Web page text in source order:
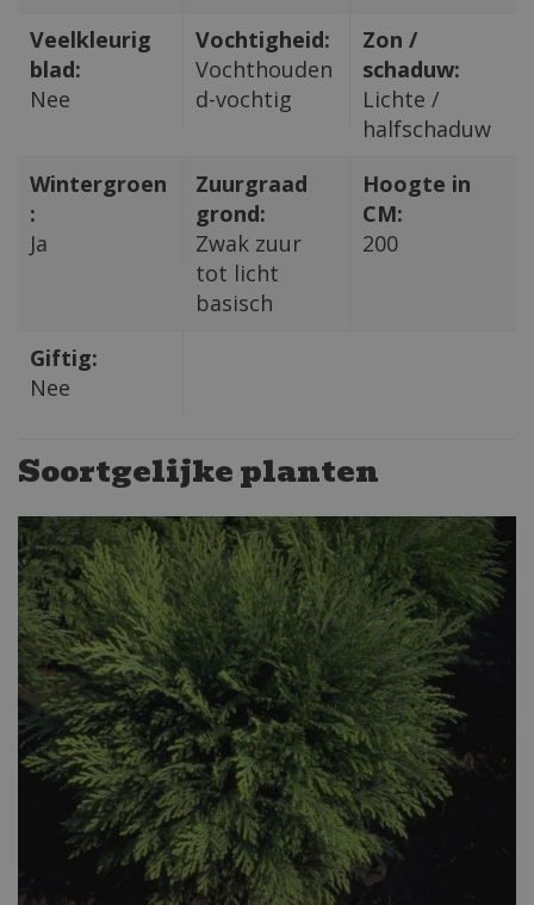
Veelkleurig
blad:
Nee
Vochtigheid:
Vochthouden
d-vochtig
Zon /
schaduw:
Lichte /
halfschaduw
Wintergroen
:
Ja
Zuurgraad
grond:
Zwak zuur
tot licht
basisch
Hoogte in
CM:
200
Giftig:
Nee
Soortgelijke planten